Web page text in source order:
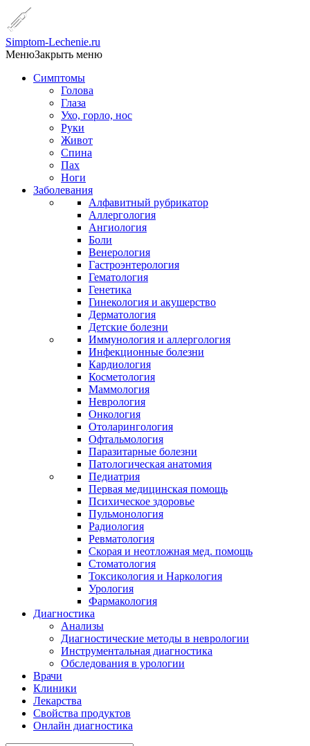
Simptom-Lechenie.ru
МенюЗакрыть меню
Симптомы
Голова
Глаза
Ухо, горло, нос
Руки
Живот
Спина
Пах
Ноги
Заболевания
Алфавитный рубрикатор
Аллергология
Ангиология
Боли
Венерология
Гастроэнтерология
Гематология
Генетика
Гинекология и акушерство
Дерматология
Детские болезни
Иммунология и аллергология
Инфекционные болезни
Кардиология
Косметология
Маммология
Неврология
Онкология
Отоларингология
Офтальмология
Паразитарные болезни
Патологическая анатомия
Педиатрия
Первая медицинская помощь
Психическое здоровье
Пульмонология
Радиология
Ревматология
Скорая и неотложная мед. помощь
Стоматология
Токсикология и Наркология
Урология
Фармакология
Диагностика
Анализы
Диагностические методы в неврологии
Инструментальная диагностика
Обследования в урологии
Врачи
Клиники
Лекарства
Свойства продуктов
Онлайн диагностика